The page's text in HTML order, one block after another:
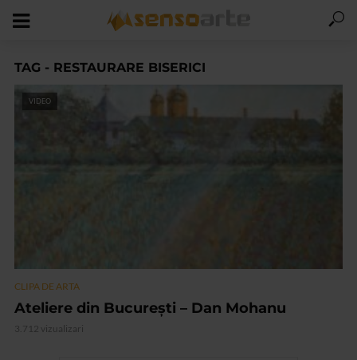
TAG - RESTAURARE BISERICI
VIDEO
CLIPA DE ARTA
Ateliere din București – Dan Mohanu
3.712 vizualizari